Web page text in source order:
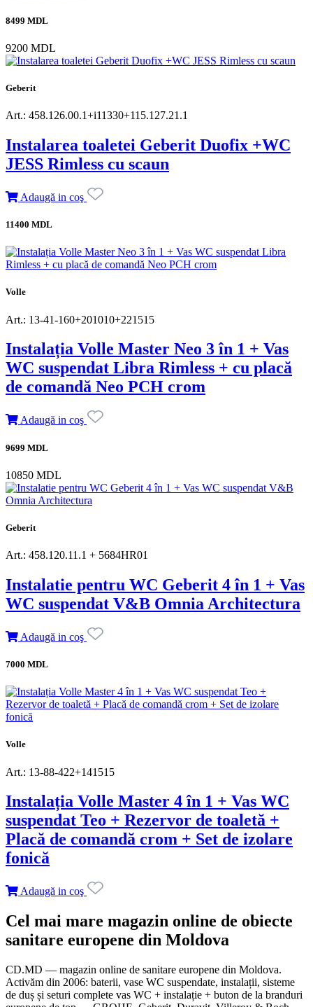
8499 MDL
9200 MDL
Geberit
Art.: 458.126.00.1+i11330+115.127.21.1
Instalarea toaletei Geberit Duofix +WC
JESS Rimless cu scaun
Adaugă in coş
11400 MDL
Volle
Art.: 13-41-160+201010+221515
Instalația Volle Master Neo 3 în 1 + Vas
WC suspendat Libra Rimless + cu placă
de comandă Neo PCH crom
Adaugă in coş
9699 MDL
10850 MDL
Geberit
Art.: 458.120.11.1 + 5684HR01
Instalatie pentru WC Geberit 4 în 1 + Vas
WC suspendat V&B Omnia Architectura
Adaugă in coş
7000 MDL
Volle
Art.: 13-88-422+141515
Instalația Volle Master 4 în 1 + Vas WC
suspendat Teo + Rezervor de toaletă +
Placă de comandă crom + Set de izolare
fonică
Adaugă in coş
Cel mai mare magazin online de obiecte
sanitare europene din Moldova
CD.MD — magazin online de sanitare europene din Moldova.
Activăm din 2006: baterii, vase WC suspendate, instalații, sisteme
de duș și seturi complete vas WC + instalație + buton de la branduri